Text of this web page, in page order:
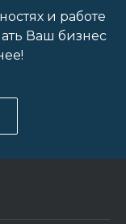
и работе
Ваш бизнес